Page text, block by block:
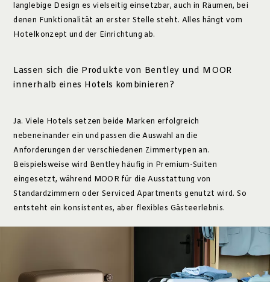
langlebige Design es vielseitig einsetzbar, auch in Räumen, bei
denen Funktionalität an erster Stelle steht. Alles hängt vom
Hotelkonzept und der Einrichtung ab.
Lassen sich die Produkte von Bentley und MOOR
innerhalb eines Hotels kombinieren?
Ja. Viele Hotels setzen beide Marken erfolgreich
nebeneinander ein und passen die Auswahl an die
Anforderungen der verschiedenen Zimmertypen an.
Beispielsweise wird Bentley häufig in Premium-Suiten
eingesetzt, während MOOR für die Ausstattung von
Standardzimmern oder Serviced Apartments genutzt wird. So
entsteht ein konsistentes, aber flexibles Gästeerlebnis.